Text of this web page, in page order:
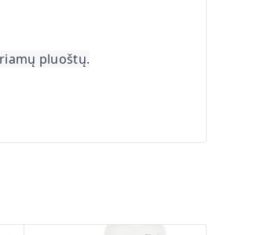
pluoštų.